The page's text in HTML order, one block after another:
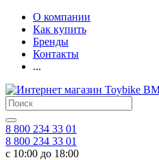
О компании
Как купить
Бренды
Контакты
...
8 800 234 33 01
8 800 234 33 01
с 10:00 до 18:00